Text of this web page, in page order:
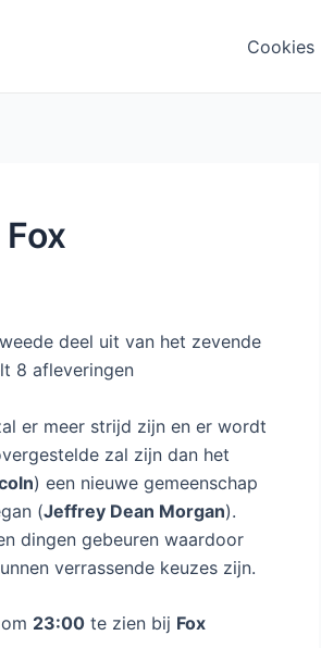
Cookies
deel uit van het zevende
8 afleveringen
er meer strijd zijn en er wordt
zal zijn dan het
) een nieuwe gemeenschap
(Jeffrey Dean Morgan).
dingen gebeuren waardoor
verrassende keuzes zijn.
23:00 te zien bij Fox